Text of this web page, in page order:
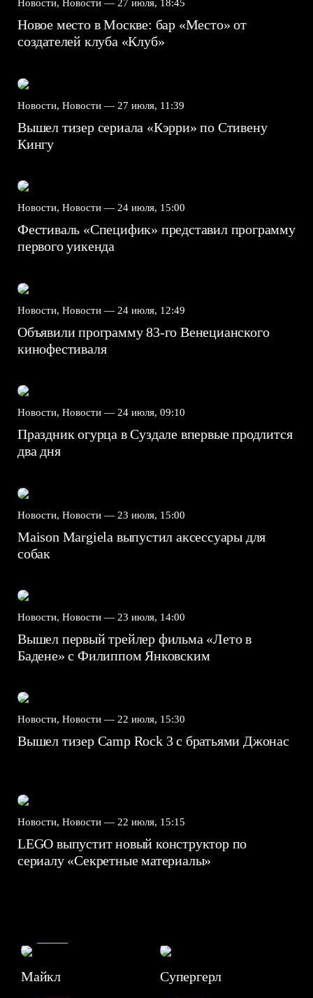
Новости, Новости — 27 июля, 18:45
Новое место в Москве: бар «Место» от
создателей клуба «Клуб»
Новости, Новости — 27 июля, 11:39
Вышел тизер сериала «Кэрри» по Стивену
Кингу
Новости, Новости — 24 июля, 15:00
Фестиваль «Специфик» представил программу
первого уикенда
Новости, Новости — 24 июля, 12:49
Объявили программу 83-го Венецианского
кинофестиваля
Новости, Новости — 24 июля, 09:10
Праздник огурца в Суздале впервые продлится
два дня
Новости, Новости — 23 июля, 15:00
Maison Margiela выпустил аксессуары для
собак
Новости, Новости — 23 июля, 14:00
Вышел первый трейлер фильма «Лето в
Бадене» с Филиппом Янковским
Новости, Новости — 22 июля, 15:30
Вышел тизер Camp Rock 3 с братьями Джонас
Новости, Новости — 22 июля, 15:15
LEGO выпустит новый конструктор по
сериалу «Секретные материалы»
Майкл Супергерл
7.1